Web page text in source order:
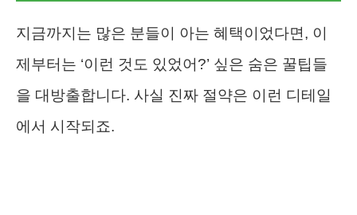
지금까지는 많은 분들이 아는 혜택이었다면, 이
제부터는 ‘이런 것도 있었어?’ 싶은 숨은 꿀팁들
을 대방출합니다. 사실 진짜 절약은 이런 디테일
에서 시작되죠.